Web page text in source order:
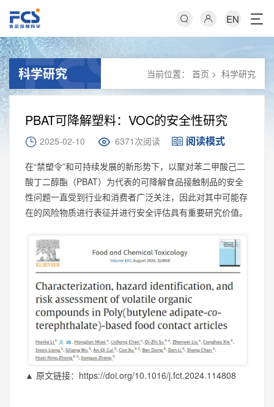
EN
科学研究 当前位置： 首页 > 科学研究
PBAT可降解塑料：VOC的安全性研究
2025-02-10 6371次阅读 阅读模式
在“禁塑令”和可持续发展的新形势下，以聚对苯二甲酸己二
酸丁二醇酯（PBAT）为代表的可降解食品接触制品的安全
性问题一直受到行业和消费者广泛关注，因此对其中可能存
在的风险物质进行表征并进行安全评估具有重要研究价值。
▲ 原文链接：https://doi.org/10.1016/j.fct.2024.114808